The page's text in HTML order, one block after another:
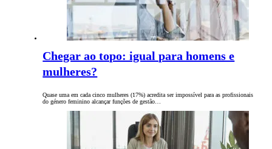
Chegar ao topo: igual para homens e
mulheres?
Quase uma em cada cinco mulheres (17%) acredita ser impossível para as profissionais
do género feminino alcançar funções de gestão…